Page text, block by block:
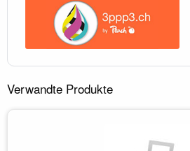
Verwandte Produkte